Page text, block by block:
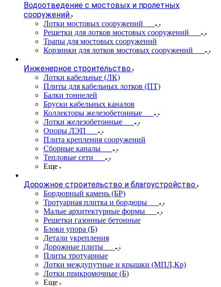
Водоотведение с мостовых и пролетных
сооружений
Лотки мостовых сооружений
Решетки для лотков мостовых сооружений
Трапы для мостовых сооружений
Корзинки для лотков мостовых сооружений
Инженерное строительство
Лотки кабельные (ЛК)
Плиты для кабельных лотков (ПТ)
Балки тоннелей
Бруски кабельных каналов
Коллекторы железобетонные
Лотки железобетонные
Опоры ЛЭП
Плита крепления сооружений
Сборные каналы
Тепловые сети
Еще
Дорожное строительство и благоустройство
Бордюрный камень (БР)
Тротуарная плитка и бордюры
Малые архитектурные формы
Решетки газонные бетонные
Блоки упора (Б)
Детали укрепления
Дорожные плиты
Плиты тротуарные
Лотки междупутные и крышки (МПЛ,Кр)
Лотки прикромочные (Б)
Еще